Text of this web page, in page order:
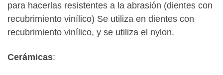
para hacerlas resistentes a la abrasión (dientes con
recubrimiento vinílico) Se utiliza en dientes con
recubrimiento vinílico, y se utiliza el nylon.
Cerámicas: